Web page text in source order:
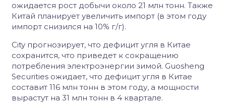
ожидается рост добычи около 21 млн тонн. Также
Китай планирует увеличить импорт (в этом году
импорт снизился на 10% г/г).
City прогнозирует, что дефицит угля в Китае
сохранится, что приведет к сокращению
потребления электроэнергии зимой. Guosheng
Securities ожидает, что дефицит угля в Китае
составит 116 млн тонн в этом году, а мощности
вырастут на 31 млн тонн в 4 квартале.